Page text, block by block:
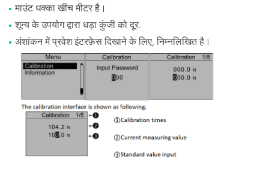
माउंट धक्का खींच मीटर है।
शून्य के उपयोग द्वारा धड़ा कुंजी को दूर.
अंशांकन में प्रवेश इंटरफ़ेस दिखाने के लिए, निम्नलिखित है।